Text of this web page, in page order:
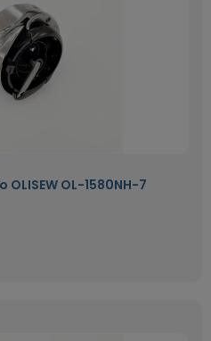
OL-1580NH-7